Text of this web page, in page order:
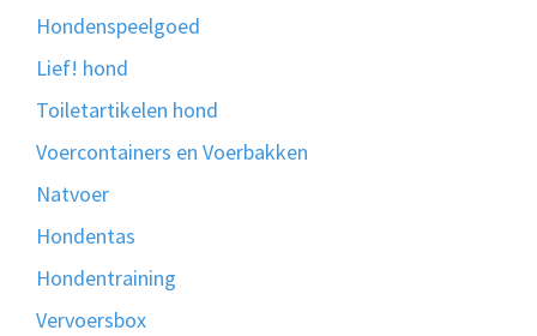
Hondenspeelgoed
Lief! hond
Toiletartikelen hond
Voercontainers en Voerbakken
Natvoer
Hondentas
Hondentraining
Vervoersbox